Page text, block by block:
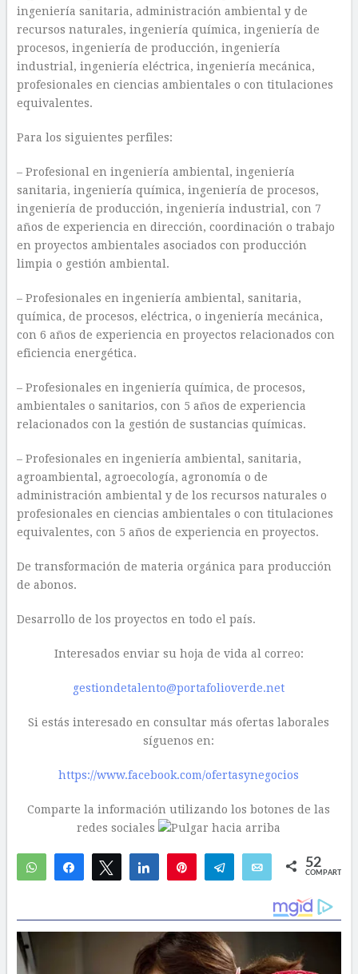
ingeniería sanitaria, administración ambiental y de
recursos naturales, ingeniería química, ingeniería de
procesos, ingeniería de producción, ingeniería
industrial, ingeniería eléctrica, ingeniería mecánica,
profesionales en ciencias ambientales o con titulaciones
equivalentes.
Para los siguientes perfiles:
– Profesional en ingeniería ambiental, ingeniería
sanitaria, ingeniería química, ingeniería de procesos,
ingeniería de producción, ingeniería industrial, con 7
años de experiencia en dirección, coordinación o trabajo
en proyectos ambientales asociados con producción
limpia o gestión ambiental.
– Profesionales en ingeniería ambiental, sanitaria,
química, de procesos, eléctrica, o ingeniería mecánica,
con 6 años de experiencia en proyectos relacionados con
eficiencia energética.
– Profesionales en ingeniería química, de procesos,
ambientales o sanitarios, con 5 años de experiencia
relacionados con la gestión de sustancias químicas.
– Profesionales en ingeniería ambiental, sanitaria,
agroambiental, agroecología, agronomía o de
administración ambiental y de los recursos naturales o
profesionales en ciencias ambientales o con titulaciones
equivalentes, con 5 años de experiencia en proyectos.
De transformación de materia orgánica para producción
de abonos.
Desarrollo de los proyectos en todo el país.
Interesados enviar su hoja de vida al correo:
gestiondetalento@portafolioverde.net
Si estás interesado en consultar más ofertas laborales
síguenos en:
https://www.facebook.com/ofertasynegocios
Comparte la información utilizando los botones de las
redes sociales
WhatsAppCompartirTwittear Compartir Telegram Email 52
COMPARTIR